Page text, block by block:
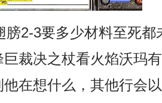
2-3要多少材料至死都
裁决之杖看火焰沃玛
在想什么，其他行会